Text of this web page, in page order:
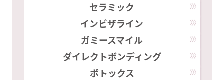
セラミック
インビザライン
ガミースマイル
ダイレクトボンディング
ボトックス